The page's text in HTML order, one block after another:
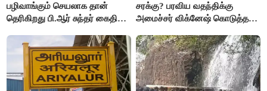
பழிவாங்கும் செயலாக தான்
தெரிகிறது பி.ஆர் சுந்தர் கைதிற்கு
சரக்கு? பரவிய வதந்திக்கு
அமைச்சர் விக்னேஷ் கொடுத்த